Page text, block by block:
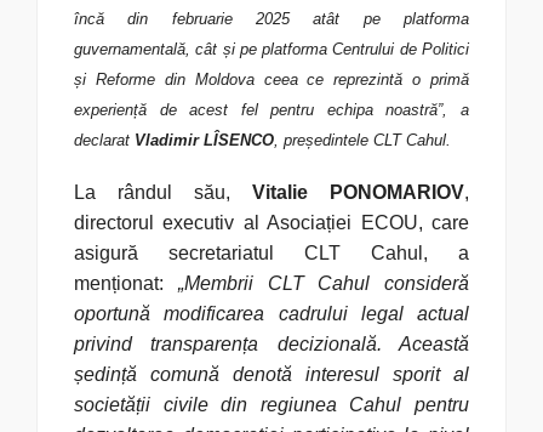
încă din februarie 2025 atât pe platforma
guvernamentală, cât și pe platforma Centrului de Politici
și Reforme din Moldova ceea ce reprezintă o primă
experiență de acest fel pentru echipa noastră”,
a
declarat Vladimir LÎSENCO, președintele CLT Cahul.
La rândul său,Vitalie PONOMARIOV,
directorul executiv al Asociației ECOU, care
asigură secretariatul CLT Cahul, a
menționat: „Membrii CLT Cahul consideră
oportună modificarea cadrului legal actual
privind transparența decizională. Această
ședință comună denotă interesul sporit al
societății civile din regiunea Cahul pentru